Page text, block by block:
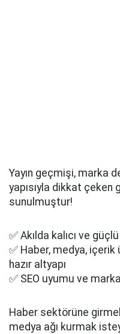
Yayın geçmişi, marka
yapısıyla dikkat
sunulmuştur!
✅ Akılda kalıcı ve
✅ Haber, medya, içerik
hazır altyapı
✅ SEO uyumu ve
Haber sektörüne
medya ağı kurmak